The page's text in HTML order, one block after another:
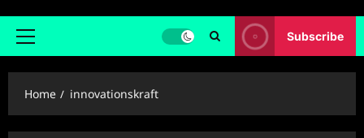
Primary
Subscribe
Home innovationskraft